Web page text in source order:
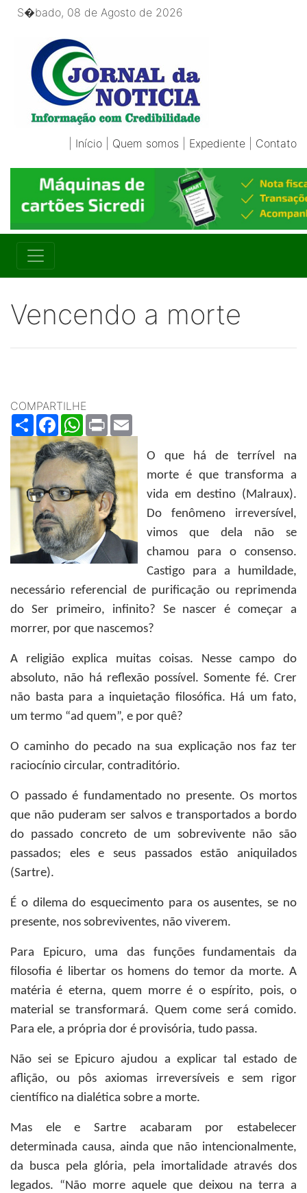
S�bado, 08 de Agosto de 2026
Início Quem somos Expediente Contato
Vencendo a morte
COMPARTILHE
ShareFacebookWhatsApp
Print
O que há de terrível na
morte é que transforma a
vida em destino (Malraux).
Do fenômeno irreversível,
vimos que dela não se
chamou para o consenso.
Castigo para a humildade,
necessário referencial de purificação ou reprimenda
do Ser primeiro, infinito? Se nascer é começar a
morrer, por que nascemos?
A religião explica muitas coisas. Nesse campo do
absoluto, não há reflexão possível. Somente fé. Crer
não basta para a inquietação filosófica. Há um fato,
um termo “ad quem”, e por quê?
O caminho do pecado na sua explicação nos faz ter
raciocínio circular, contraditório.
O passado é fundamentado no presente. Os mortos
que não puderam ser salvos e transportados a bordo
do passado concreto de um sobrevivente não são
passados; eles e seus passados estão aniquilados
(Sartre).
É o dilema do esquecimento para os ausentes, se no
presente, nos sobreviventes, não viverem.
Para Epicuro, uma das funções fundamentais da
filosofia é libertar os homens do temor da morte. A
matéria é eterna, quem morre é o espírito, pois, o
material se transformará. Quem come será comido.
Para ele, a própria dor é provisória, tudo passa.
Não sei se Epicuro ajudou a explicar tal estado de
aflição, ou pôs axiomas irreversíveis e sem rigor
científico na dialética sobre a morte.
Mas ele e Sartre acabaram por estabelecer
determinada causa, ainda que não intencionalmente,
da busca pela glória, pela imortalidade através dos
legados. “Não morre aquele que deixou na terra a